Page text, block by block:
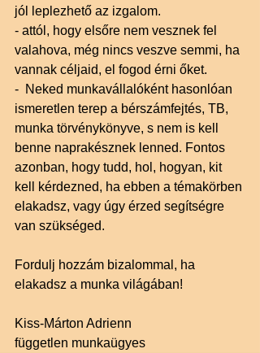
jól leplezhető az izgalom.
- attól, hogy elsőre nem vesznek fel
valahova, még nincs veszve semmi, ha
vannak céljaid, el fogod érni őket.
-  Neked munkavállalóként hasonlóan
ismeretlen terep a bérszámfejtés, TB,
munka törvénykönyve, s nem is kell
benne naprakésznek lenned. Fontos
azonban, hogy tudd, hol, hogyan, kit
kell kérdezned, ha ebben a témakörben
elakadsz, vagy úgy érzed segítségre
van szükséged.
Fordulj hozzám bizalommal, ha
elakadsz a munka világában!
Kiss-Márton Adrienn
független munkaügyes